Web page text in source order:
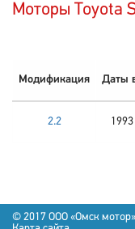
Моторы Toyota
Модификация Даты
2.2
© 2017 OOO «Омск мотор»